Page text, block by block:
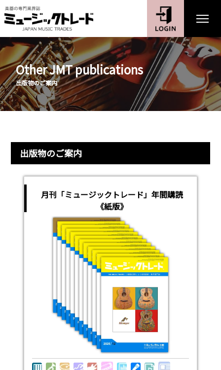
Other JMT publications
出版物のご案内
出版物のご案内
月刊「ミュージックトレード」年間購読
《紙版》